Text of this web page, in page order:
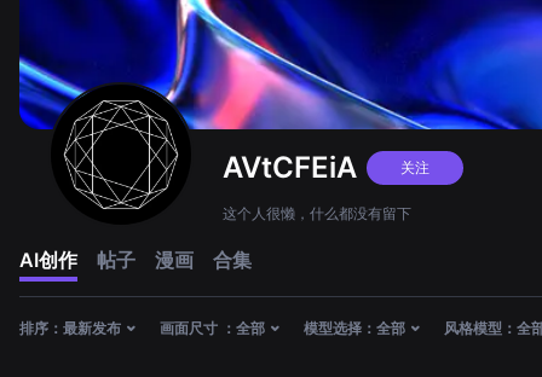
AVtCFEiA 关注
这个人很懒，什么都没有留下
AI创作 帖子 漫画 合集
排序： 最新发布 画面尺寸 ： 全部 模型选择： 全部 风格模型： 全